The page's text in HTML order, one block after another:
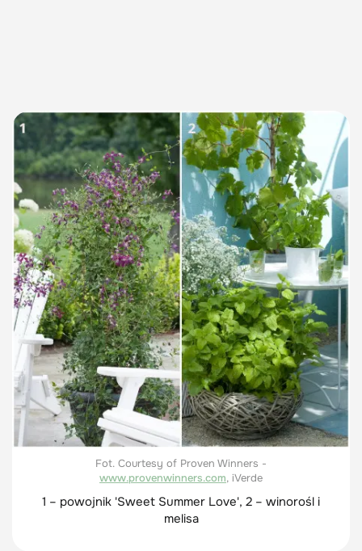
Fot. Courtesy of Proven Winners -
www.provenwinners.com, iVerde
1 – powojnik 'Sweet Summer Love', 2 – winorośl i
melisa